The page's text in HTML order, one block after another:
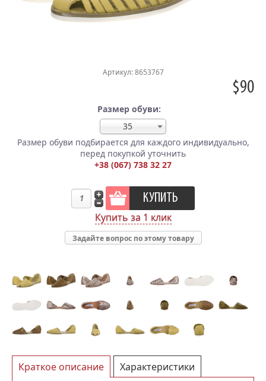
Артикул: 8653767
$90
Размер обуви:
35
Размер обуви подбирается для каждого индивидуально,
перед покупкой уточнить
+38 (067) 738 32 27
Купить за 1 клик
Задайте вопрос по этому товару
Краткое описание
Характеристики